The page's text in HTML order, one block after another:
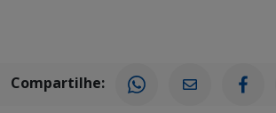
Compartilhe: